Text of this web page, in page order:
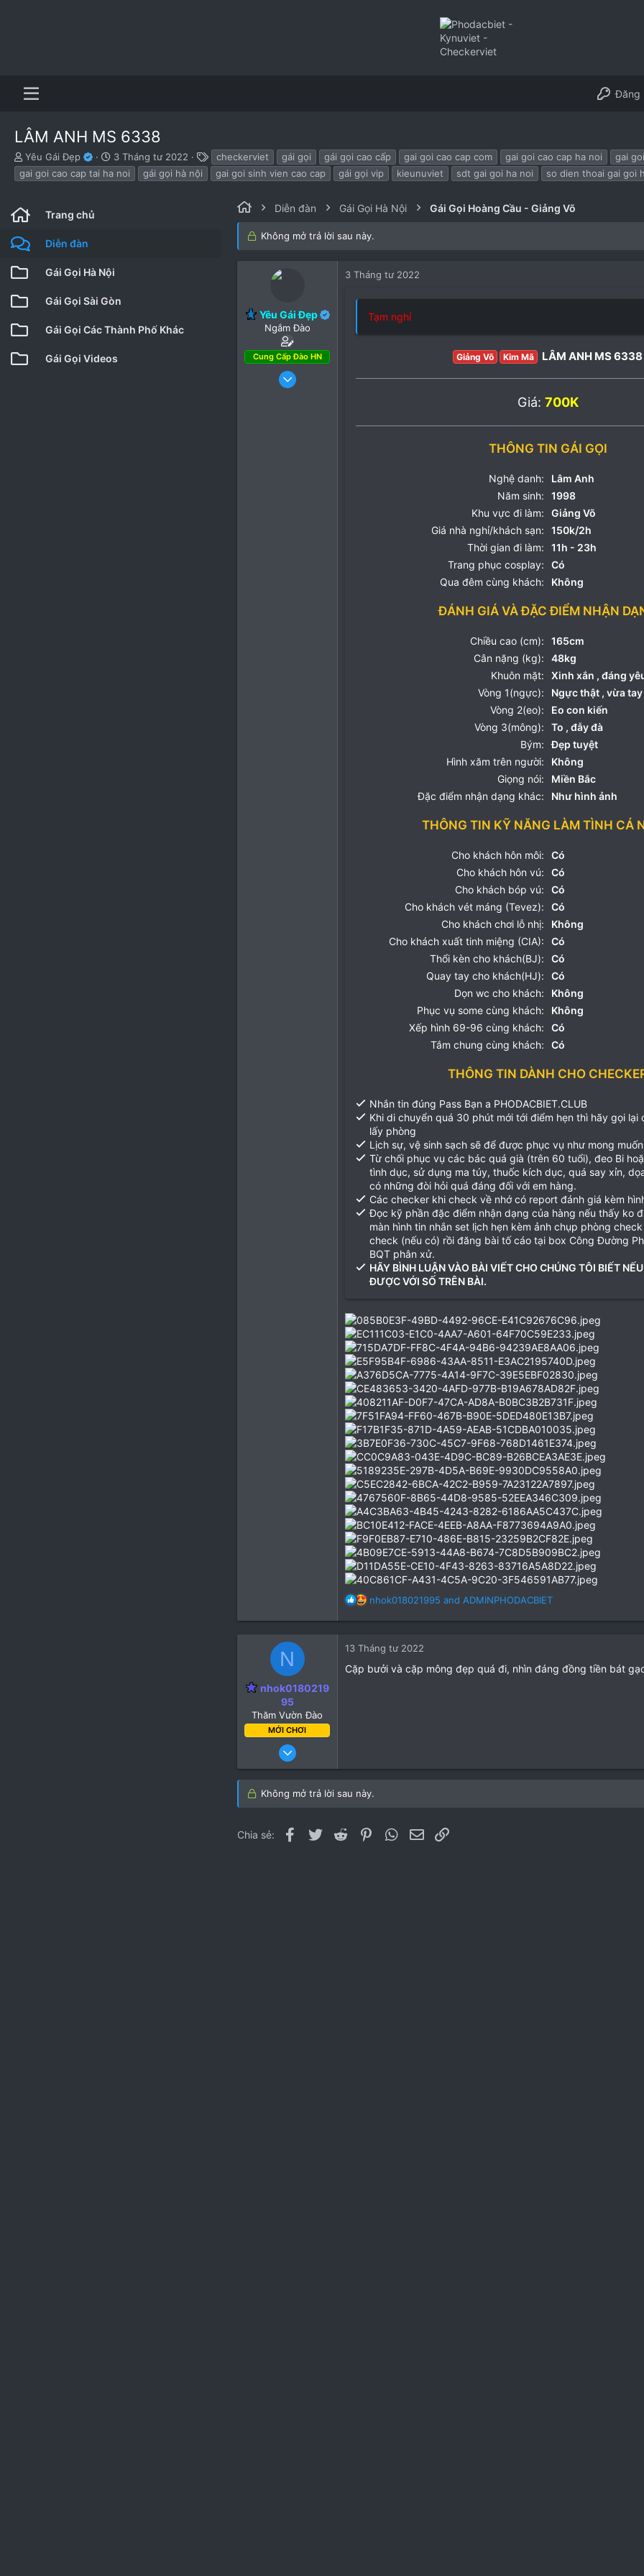
Đăng
LÂM ANH MS 6338
B
ắ
t
ầ
u
Yêu Gái Đẹp
N
g
à
u
3 Tháng tư 2022
h
ẻ
checkerviet gái gọi gái gọi cao cấp gai goi cao cap com gai goi cao cap ha noi gai
gai goi cao cap tai ha noi
gái gọi hà nội gai goi sinh vien cao cap gái gọi vip kieunuviet sdt gai goi ha noi so dien thoai gai goi
Trang chủ
Diễn đàn
Gái Gọi Hà Nội
Gái Gọi Sài Gòn
Gái Gọi Các Thành Phố Khác
Gái Gọi Videos
Diễn đàn Gái Gọi Hà Nội Gái Gọi Hoàng Cầu - Giảng Võ
Không mở trả lời sau này.
Yêu Gái Đẹp
Ngắm Đào
Cung Cấp Đào HN
3 Tháng tư 2022
Tạm nghỉ
Giảng Võ Kim Mã LÂM ANH MS 6338
Giá: 700K
THÔNG TIN GÁI GỌI
Nghệ danh:
Lâm Anh
Năm sinh:
1998
Khu vực đi làm:
Giảng Võ
Giá nhà nghỉ/khách sạn:
150k/2h
Thời gian đi làm:
11h - 23h
Trang phục cosplay:
Có
Qua đêm cùng khách:
Không
ĐÁNH GIÁ VÀ ĐẶC ĐIỂM NHẬN
Chiều cao (cm):
165cm
Cân nặng (kg):
48kg
Khuôn mặt:
Xinh xắn , đáng
Vòng 1(ngực):
Ngực thật , vừa tay
Vòng 2(eo):
Eo con kiến
Vòng 3(mông):
To , đẫy đà
Bým:
Đẹp tuyệt
Hình xăm trên người:
Không
Giọng nói:
Miền Bắc
Đặc điểm nhận dạng khác:
Như hình ảnh
THÔNG TIN KỸ NĂNG LÀM TÌNH CÁ
Cho khách hôn môi:
Có
Cho khách hôn vú:
Có
Cho khách bóp vú:
Có
Cho khách vét máng (Tevez):
Có
Cho khách chơi lỗ nhị:
Không
Cho khách xuất tinh miệng (CIA):
Có
Thổi kèn cho khách(BJ):
Có
Quay tay cho khách(HJ):
Có
Dọn wc cho khách:
Không
Phục vụ some cùng khách:
Không
Xếp hình 69-96 cùng khách:
Có
Tắm chung cùng khách:
Có
THÔNG TIN DÀNH CHO
Nhắn tin đúng Pass Bạn a PHODACBIET.CLUB
Khi di chuyển quá 30 phút mới tới điểm hẹn thì hãy gọi lại
lấy phòng
Lịch sự, vệ sinh sạch sẽ để được phục vụ như mong
Từ chối phục vụ các bác quá già (trên 60 tuổi), đeo Bi
tình dục, sử dụng ma túy, thuốc kích dục, quá say xỉn,
có những đòi hỏi quá đáng đối với em hàng.
Các checker khi check về nhớ có report đánh giá kèm
Đọc kỹ phần đặc điểm nhận dạng của hàng nếu thấy ko
màn hình tin nhắn set lịch hẹn kèm ảnh chụp phòng
check (nếu có) rồi đăng bài tố cáo tại box Công Đường
BQT phân xử.
HÃY BÌNH LUẬN VÀO BÀI VIẾT CHO CHÚNG TÔI BIẾT
ĐƯỢC VỚI SỐ TRÊN BÀI.
R
t
i
o
nhok018021995 and ADMINPHODACBIET
N
nhok0180219
95
Thăm Vườn Đào
MỚI CHƠI
13 Tháng tư 2022
Cặp bưởi và cặp mông đẹp quá đi, nhìn đáng đồng tiền bát
Không mở trả lời sau này.
Chia sẻ: Facebook
Twitter Reddit PinterestWhatsApp
Email